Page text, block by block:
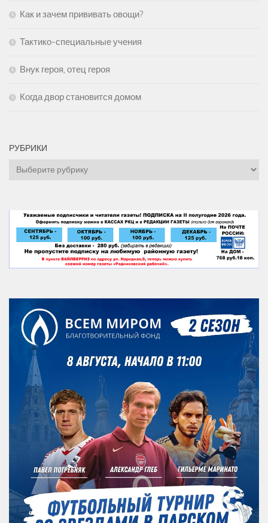
Как и зачем прививать овощи?
Тактико-специальные учения
Внук героя, отец героя
Когда двор становится домом
РУБРИКИ
Рубрики